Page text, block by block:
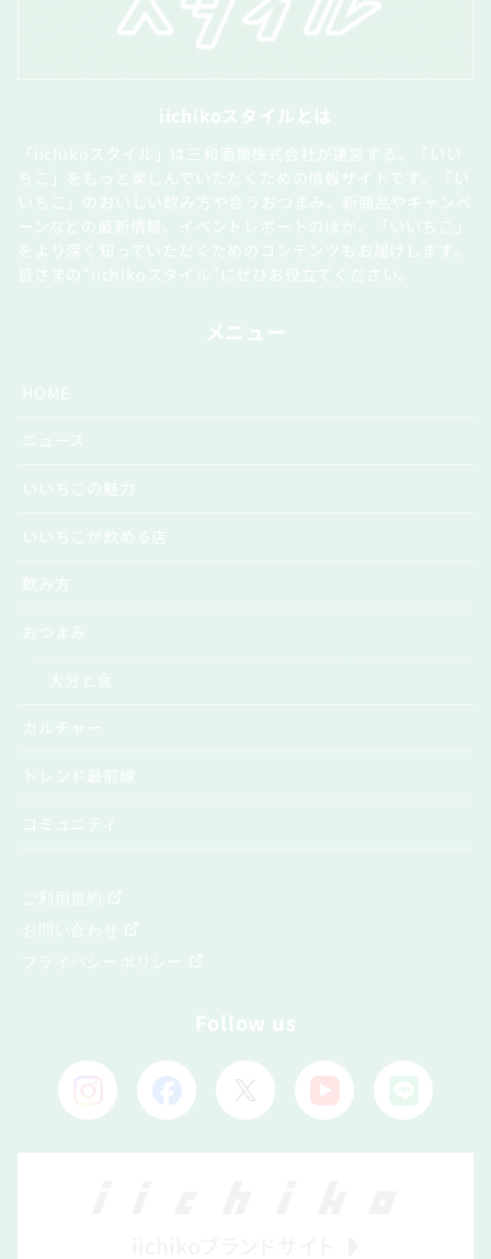
iichikoスタイルとは
「iichikoスタイル」は三和酒類株式会社が運営する、「いい
ちこ」をもっと楽しんでいただくための情報サイトです。「い
いちこ」のおいしい飲み方や合うおつまみ、新商品やキャンペ
ーンなどの最新情報、イベントレポートのほか、「いいちこ」
をより深く知っていただくためのコンテンツもお届けします。
皆さまの“iichikoスタイル”にぜひお役立てください。
メニュー
HOME
ニュース
いいちこの魅力
いいちこが飲める店
飲み方
おつまみ
カルチャー
トレンド最前線
コミュニティ
ご利用規約
お問い合わせ
プライバシーポリシー
Follow us